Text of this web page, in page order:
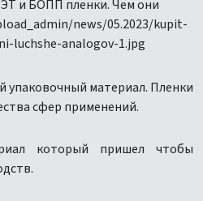
материал. Пленки
сфер применений.
который пришел чтобы